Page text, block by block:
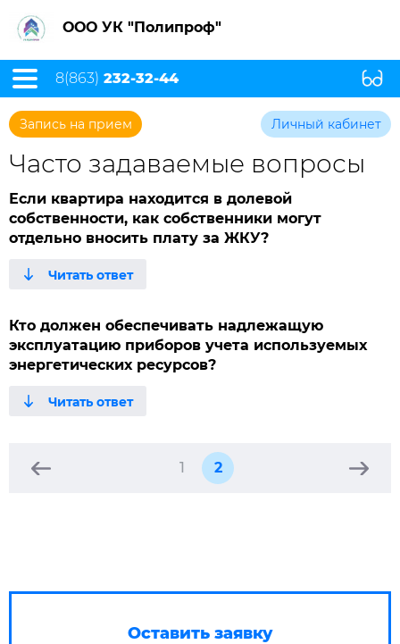
ООО УК "Полипроф"
8(863) 232-32-44
Запись на прием Личный кабинет
Часто задаваемые вопросы
Если квартира находится в долевой
собственности, как собственники могут
отдельно вносить плату за ЖКУ?
Кто должен обеспечивать надлежащую
эксплуатацию приборов учета используемых
энергетических ресурсов?
1 2
Оставить заявку